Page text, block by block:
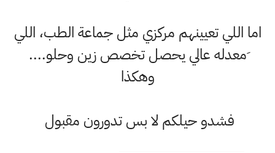
اما اللي تعيينهم مركزي مثل جماعة الطب، اللي
َمعدله عالي يحصل تخصص زين وحلو....
وهكذا
فشدو حيلكم لا بس تدورون مقبول